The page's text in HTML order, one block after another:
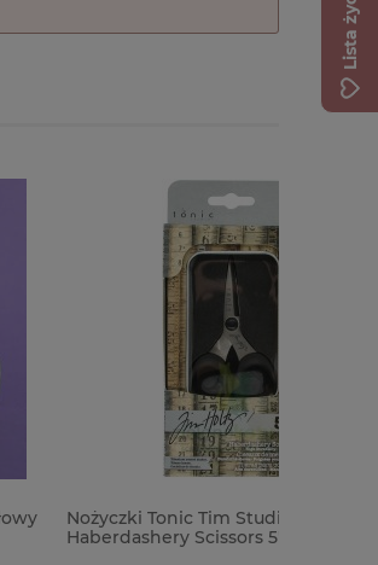
Tonic Tim Studios Holtz
Scissors 5" w pudełku